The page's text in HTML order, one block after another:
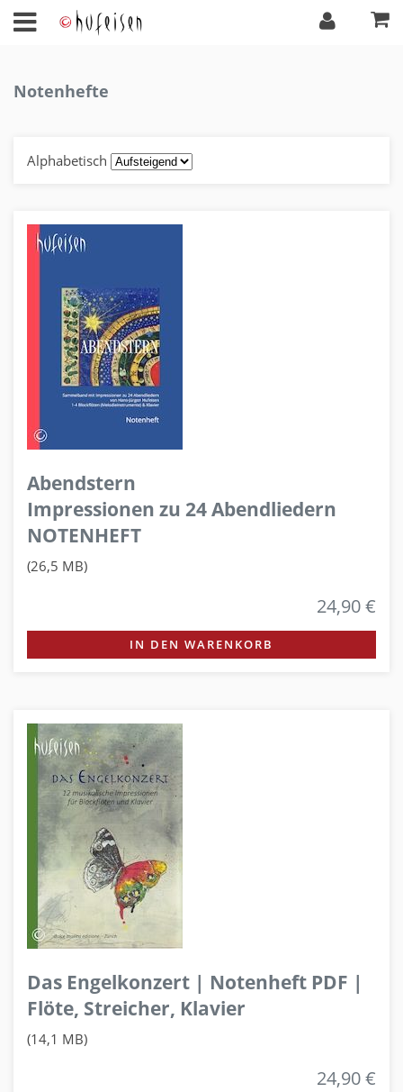
Notenhefte
Alphabetisch
Abendstern
Impressionen zu 24 Abendliedern
NOTENHEFT
(26,5 MB)
24,90 €
IN DEN WARENKORB
Das Engelkonzert | Notenheft PDF |
Flöte, Streicher, Klavier
(14,1 MB)
24,90 €